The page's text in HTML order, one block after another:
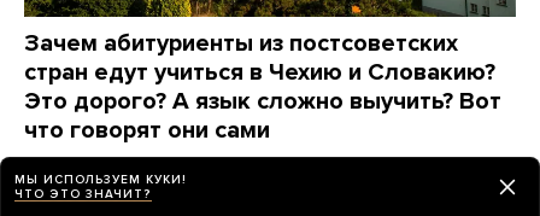
Зачем абитуриенты из постсоветских
стран едут учиться в Чехию и Словакию?
Это дорого? А язык сложно выучить? Вот
что говорят они сами
ПАРТНЕРСКИЙ МАТЕРИАЛ
МЫ ИСПОЛЬЗУЕМ КУКИ!
ЧТО ЭТО ЗНАЧИТ?